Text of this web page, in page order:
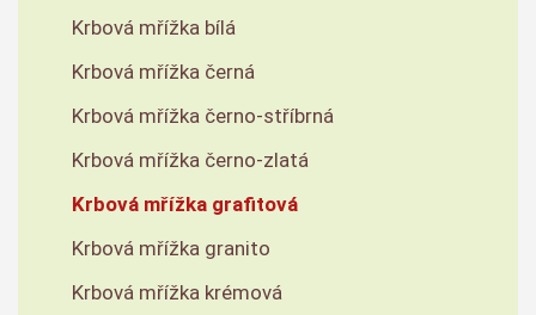
Krbová mřížka bílá
Krbová mřížka černá
Krbová mřížka černo-stříbrná
Krbová mřížka černo-zlatá
Krbová mřížka grafitová
Krbová mřížka granito
Krbová mřížka krémová